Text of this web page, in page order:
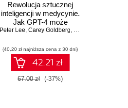
Rewolucja sztucznej
inteligencji w medycynie.
Jak GPT-4 może
zmienić przyszłość
Peter Lee,Carey Goldberg, Isaac Kohane
(40,20 zł najniższa cena z 30 dni)
42.21 zł
67.00 zł (-37%)